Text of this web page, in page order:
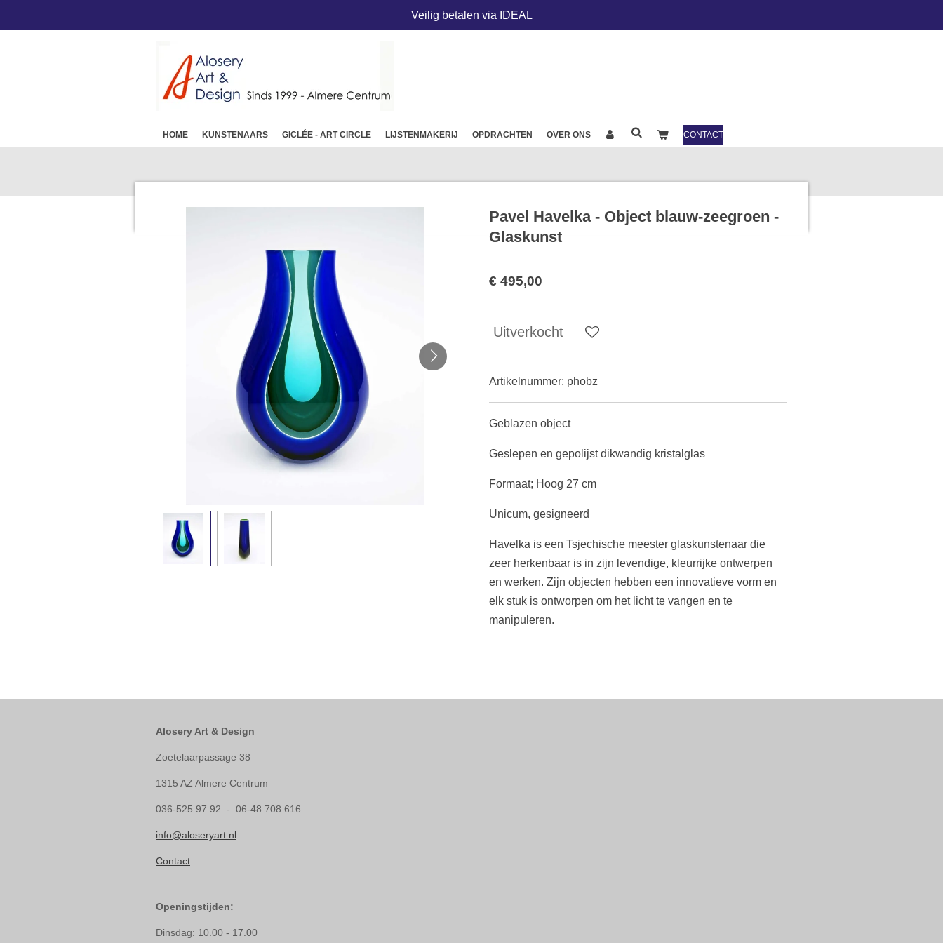
Veilig betalen via IDEAL
HOME KUNSTENAARS GICLÉE - ART CIRCLE LIJSTENMAKERIJ OPDRACHTEN OVER ONS CONTACT
Pavel Havelka - Object blauw-zeegroen -
Glaskunst
€ 495,00
Uitverkocht
Artikelnummer: phobz
Geblazen object
Geslepen en gepolijst dikwandig kristalglas
Formaat; Hoog 27 cm
Unicum, gesigneerd
Havelka is een Tsjechische meester glaskunstenaar die
zeer herkenbaar is in zijn levendige, kleurrijke ontwerpen
en werken. Zijn objecten hebben een innovatieve vorm en
elk stuk is ontworpen om het licht te vangen en te
manipuleren.
Alosery Art & Design
Zoetelaarpassage 38
1315 AZ Almere Centrum
036-525 97 92 - 06-48 708 616
info@aloseryart.nl
Contact
Openingstijden:
Dinsdag: 10.00 - 17.00